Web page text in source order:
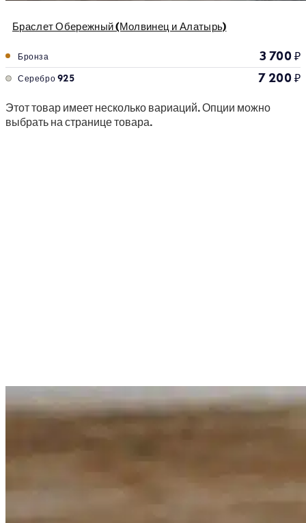
Браслет Обережный (Молвинец и Алатырь)
Бронза 3 700₽
Серебро 925 7 200₽
Этот товар имеет несколько вариаций. Опции можно
выбрать на странице товара.